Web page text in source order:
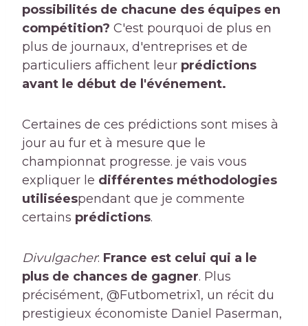
possibilités de chacune des équipes en
compétition? C'est pourquoi de plus en
plus de journaux, d'entreprises et de
particuliers affichent leur prédictions
avant le début de l'événement.
Certaines de ces prédictions sont mises à
jour au fur et à mesure que le
championnat progresse. je vais vous
expliquer le différentes méthodologies
utiliséespendant que je commente
certains prédictions.
Divulgacher: France est celui qui a le
plus de chances de gagner. Plus
précisément, @Futbometrix1, un récit du
prestigieux économiste Daniel Paserman,